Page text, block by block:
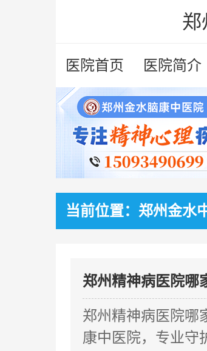
郑
医院首页 医院简介
当前位置： 郑州金水
郑州精神病医院哪
郑州精神病医院哪
康中医院，专业守